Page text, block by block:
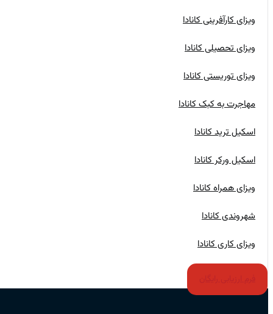
ویزای کارآفرینی کانادا
ویزای تحصیلی کانادا
ویزای توریستی کانادا
مهاجرت به کبک کانادا
اسکیل ترید کانادا
اسکیل ورکر کانادا
ویزای همراه کانادا
شهروندی کانادا
ویزای کاری کانادا